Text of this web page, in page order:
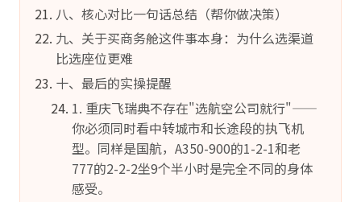
八、核心对比一句话总结（帮你做决策）
九、关于买商务舱这件事本身：为什么选渠道
比选座位更难
十、最后的实操提醒
1. 重庆飞瑞典不存在"选航空公司就行"——
你必须同时看中转城市和长途段的执飞机
型。同样是国航，A350-900的1-2-1和老
777的2-2-2坐9个半小时是完全不同的身体
感受。